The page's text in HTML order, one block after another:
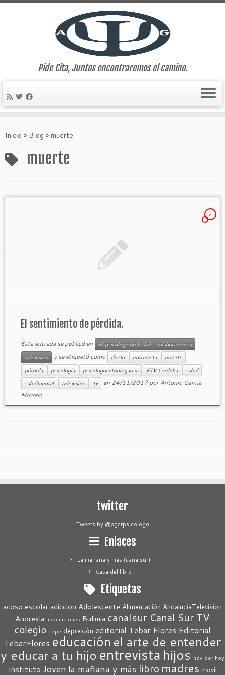
Pide Cita, Juntos encontraremos el camino.
Inicio » Blog » muerte
muerte
2
El sentimiento de pérdida.
Esta entrada se publicó en
El psicólogo de la Tele: colaboraciones
televisión
y se etiquetó como duelo entrevista
muerte
pérdida
psicología psicologoantoniogarcia PTV Cordoba
salud
saludmental
televisión tv en 24/11/2017 porAntonio García
Moreno
twitter
Tweets by @agarpsicologo
Enlaces
La mañana y más (canalsur)
Casa del libro
Etiquetas
acoso escolar adiccion Adolescente Alimentación AndalucíaTelevisíon
Anorexia asociaciones Bulimia canalsur Canal Sur TV
colegio cope depresión editorial Tebar Flores Editorial
TebarFlores educación el arte de entender
y educar a tu hijo entrevista hijos hoy por hoy
instituto Joven la mañana y más libro madres movil